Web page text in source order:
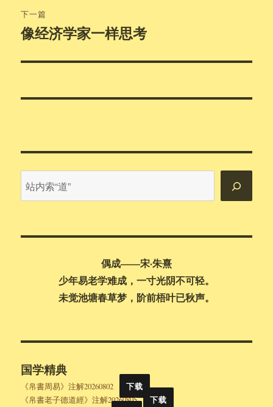
航
章：
下一篇
下
文
像经济学家一样思考
内
偶成——宋·朱熹
少年易老学难成，一寸光阴不可轻。
未觉池塘春草梦，阶前梧叶已秋声。
国学精典
《帛書周易》注解20260802
下载
《帛書老子德道經》注解20260805
下载